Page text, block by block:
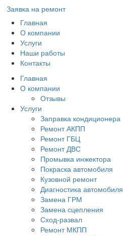
Заявка на ремонт
Главная
О компании
Услуги
Наши работы
Контакты
Главная
О компании
Отзывы
Услуги
Заправка кондиционера
Ремонт АКПП
Ремонт ГБЦ
Ремонт ДВС
Промывка инжектора
Покраска автомобиля
Кузовной ремонт
Диагностика автомобиля
Замена ГРМ
Замена сцепления
Сход-развал
Ремонт МКПП